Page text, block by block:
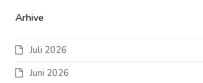
Arhive
Juli 2026
Juni 2026